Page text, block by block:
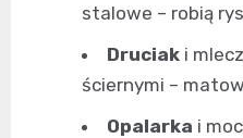
stalowe – robią
Druciak i
ściernymi –
Opalarka i